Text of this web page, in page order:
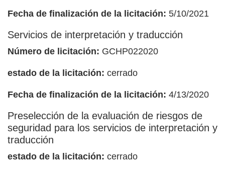
Fecha de finalización de la licitación: 5/10/2021
Servicios de interpretación y traducción
Número de licitación: GCHP022020
estado de la licitación: cerrado
Fecha de finalización de la licitación: 4/13/2020
Preselección de la evaluación de riesgos de
seguridad para los servicios de interpretación y
traducción
estado de la licitación: cerrado